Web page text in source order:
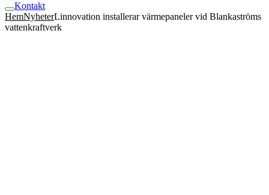
Kontakt
HemNyheterLinnovation installerar värmepaneler vid Blankaströms
vattenkraftverk